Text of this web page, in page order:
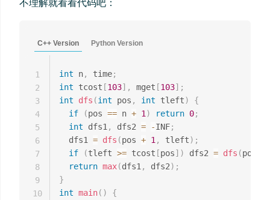
C++ Version Python Version
int n, time;
int tcost [103] , mget [103] ;
int
dfs (int pos , int tleft)
{
if
(pos == n + 1 ) return 0;
int dfs1 , dfs2 = -INF;
  dfs1
= dfs (pos + 1 , tleft) ;
if
(tleft >= tcost [pos] ) dfs2 = dfs (pos
return max(dfs1 , dfs2) ;
}
int main( )
{
1
2
3
4
5
6
7
8
9
10